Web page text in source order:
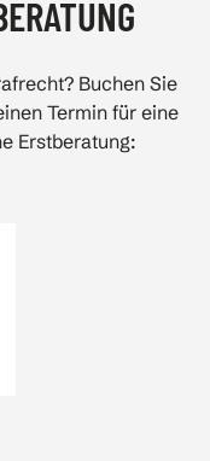
Buchen Sie
Termin für eine
Erstberatung: